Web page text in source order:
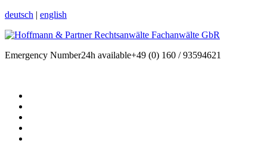
deutsch | english
Emergency Number24h available+49 (0) 160 / 93594621